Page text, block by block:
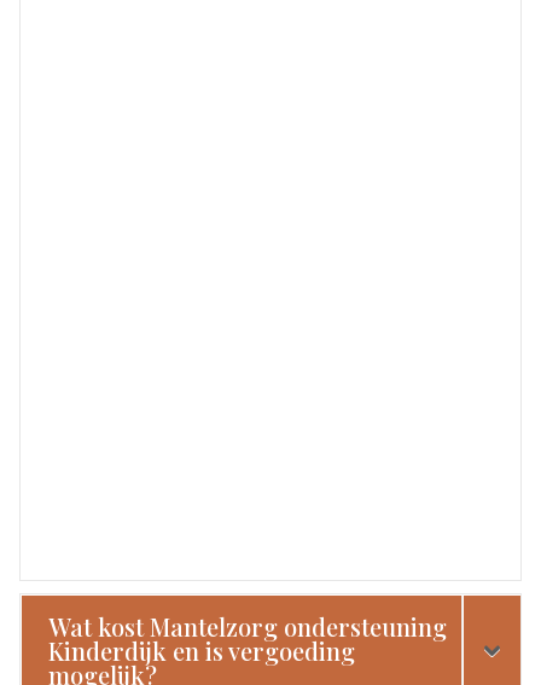
Wat kost Mantelzorg ondersteuning
Kinderdijk en is vergoeding
mogelijk?